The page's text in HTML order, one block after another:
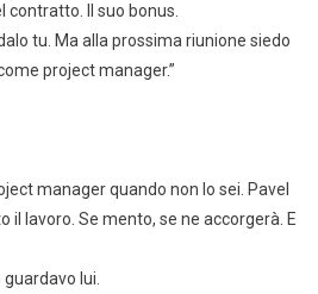
contratto. Il suo bonus.
tu. Ma alla prossima riunione siedo
project manager.”
manager quando non lo sei. Pavel
il lavoro. Se mento, se ne accorgerà. E
guardavo lui.